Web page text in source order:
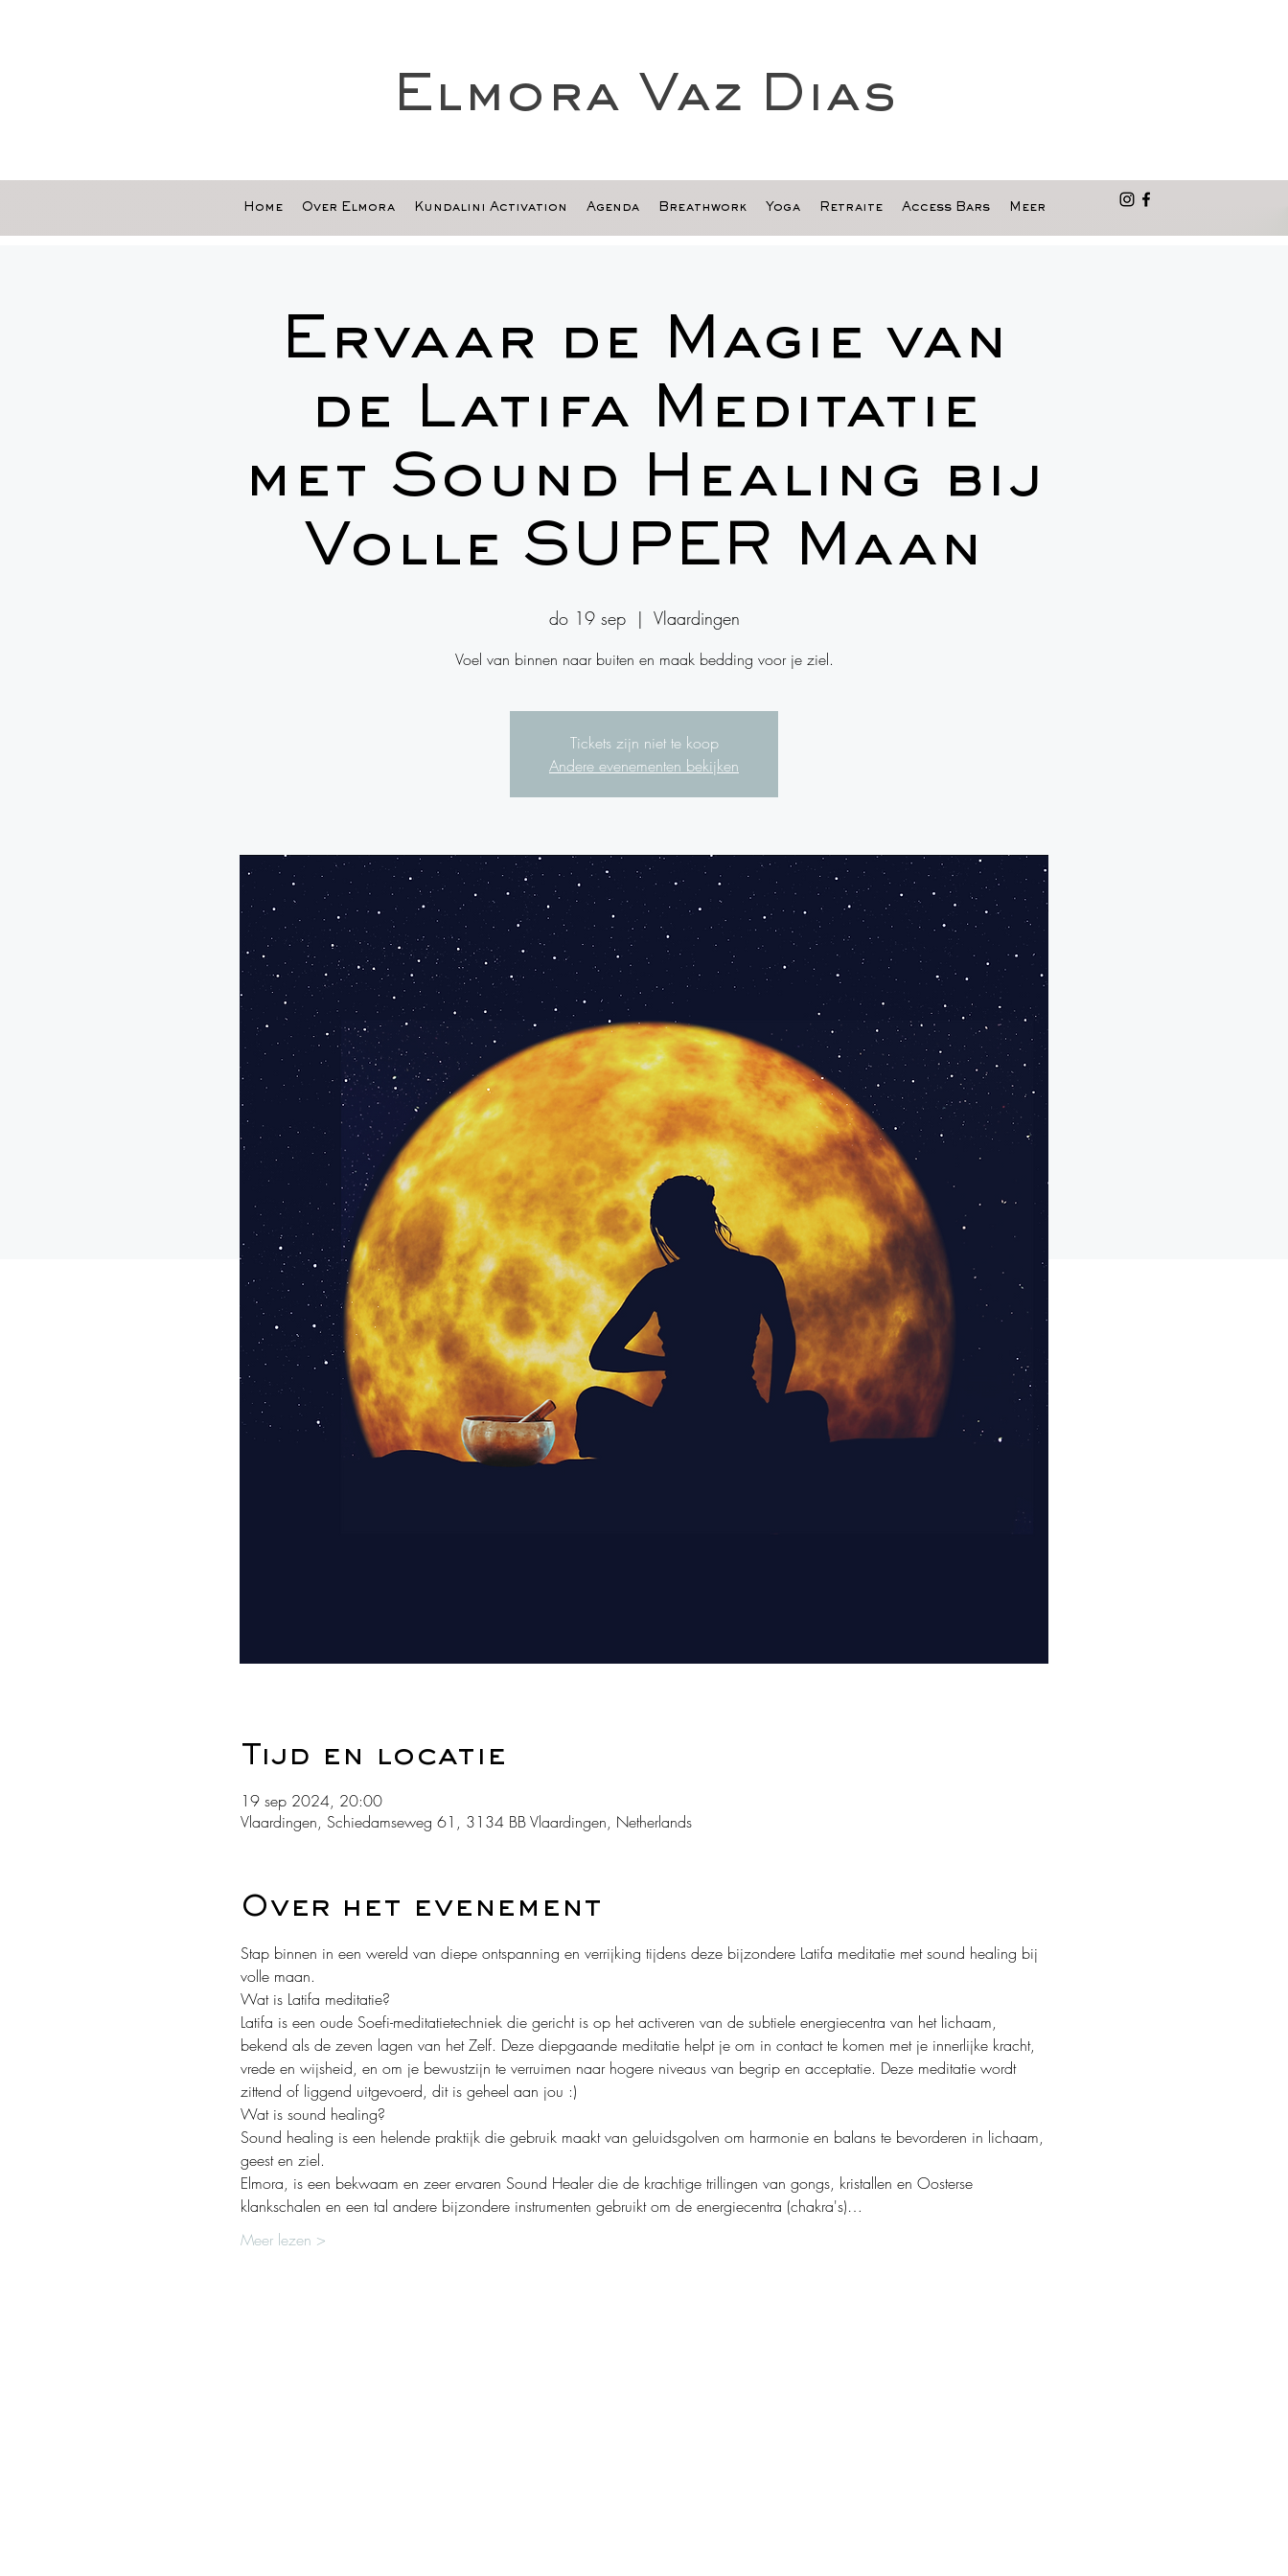
Elmora Vaz Dias
Home Over Elmora Kundalini Activation Agenda Breathwork Yoga Retraite Access Bars Meer
Ervaar de Magie van
de Latifa Meditatie
met Sound Healing bij
Volle SUPER Maan
do 19 sep
  |
Vlaardingen
Voel van binnen naar buiten en maak bedding voor je ziel.
Tickets zijn niet te koop
Andere evenementen bekijken
Tijd en locatie
19 sep 2024, 20:00
Vlaardingen, Schiedamseweg 61, 3134 BB Vlaardingen, Netherlands
Over het evenement
Stap binnen in een wereld van diepe ontspanning en verrijking tijdens deze bijzondere Latifa meditatie met sound healing bij
volle maan.
Wat is Latifa meditatie?
Latifa is een oude Soefi-meditatietechniek die gericht is op het activeren van de subtiele energiecentra van het lichaam,
bekend als de zeven lagen van het Zelf. Deze diepgaande meditatie helpt je om in contact te komen met je innerlijke kracht,
vrede en wijsheid, en om je bewustzijn te verruimen naar hogere niveaus van begrip en acceptatie. Deze meditatie wordt
zittend of liggend uitgevoerd, dit is geheel aan jou :)
Wat is sound healing?
Sound healing is een helende praktijk die gebruik maakt van geluidsgolven om harmonie en balans te bevorderen in lichaam,
geest en ziel.
Elmora, is een bekwaam en zeer ervaren Sound Healer die de krachtige trillingen van gongs, kristallen en Oosterse
klankschalen en een tal andere bijzondere instrumenten gebruikt om de energiecentra (chakra's)…
Meer lezen >